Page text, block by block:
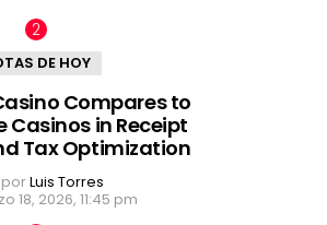
DE HOY
Compares to
Casinos in Receipt
Tax Optimization
porLuis Torres
18, 2026, 11:45 pm